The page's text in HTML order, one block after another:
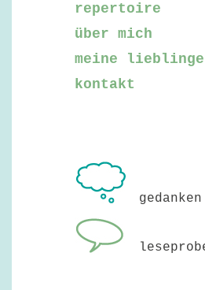
repertoire
über mich
meine lieblinge
kontakt
gedanken